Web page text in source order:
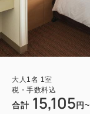
大人 1 名 1 室
税・手数料込
合計 15,105 円~